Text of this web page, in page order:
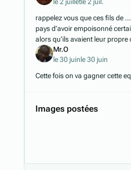
le 2 juilletle 2 juil.
rappelez vous que ces fils de
pays d’avoir empoisonné
alors qu’ils avaient leur propre
palace où ils étaient. Ni oublie,
Mr.O
le 30 juinle 30 juin
Cette fois on va gagner cette
Images postées